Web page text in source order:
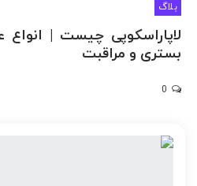
بلاگ
لاپاراسکوپی چیست |
بستری و مراقبت